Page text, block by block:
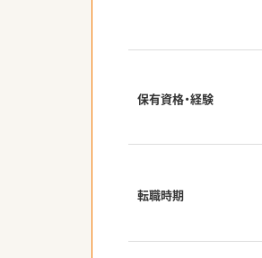
保有資格・経験
転職時期